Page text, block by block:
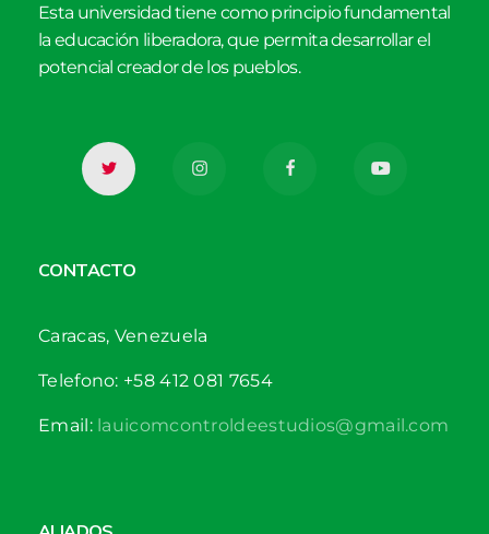
Esta universidad tiene como principio fundamental
la educación liberadora, que permita desarrollar el
potencial creador de los pueblos.
CONTACTO
Caracas, Venezuela
Telefono: +58 412 081 7654
Email:lauicomcontroldeestudios@gmail.com